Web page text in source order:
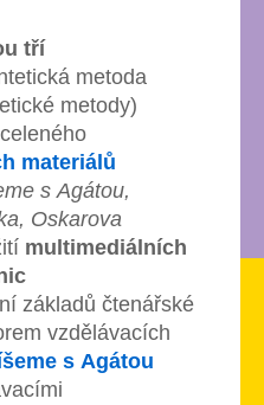
tří
metoda
metody)
materiálů
s Agátou,
Oskarova
multimediálních
základů čtenářské
vzdělávacích
s Agátou